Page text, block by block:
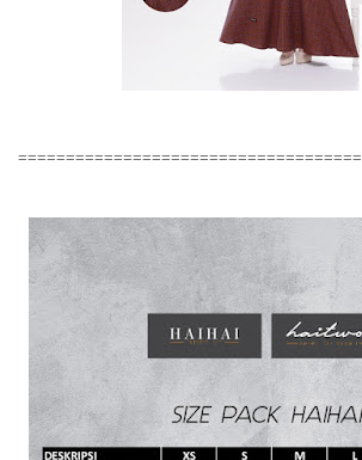
====================================